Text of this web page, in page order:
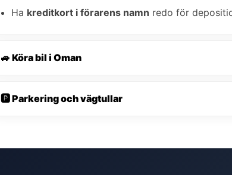
Ha kreditkort i förarens namn redo för
🚙 Köra bil i Oman
🅿️ Parkering och vägtullar